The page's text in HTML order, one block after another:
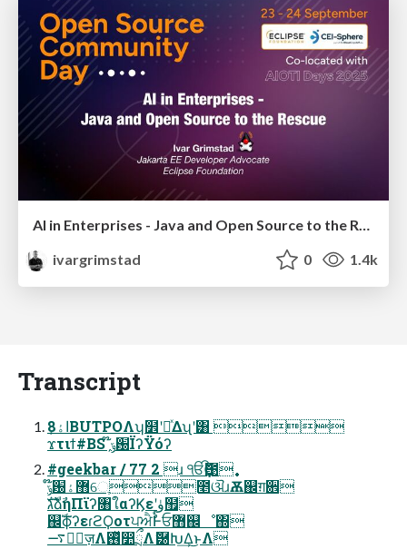
ivargrimstad
0 1.4k
Transcript
اۀ͕8BUTPOΛʮ໾ʹཱͯΔʯʹ͸ 
ϫτιϯ#BSˏ໊ݹ԰ΪʔΫόʔ
#geekbar / 77 2 ɹ ੴҪ఩࣏
໊ݹ԰޻ۀେֶ೥ଔɹѪ஌ग़਎
גࣜձࣾηΠϊʔ৘ใαʔϏεʹۈ຿
஌ࣝϕʔεɾϩϘοτਪਐࣨͰਓ޻஌ೳ΍
࠷৽ٕज़Λ࢖ͬͯ෺ྲྀΛޮ཰Խ͢Δ͜ͱΛ